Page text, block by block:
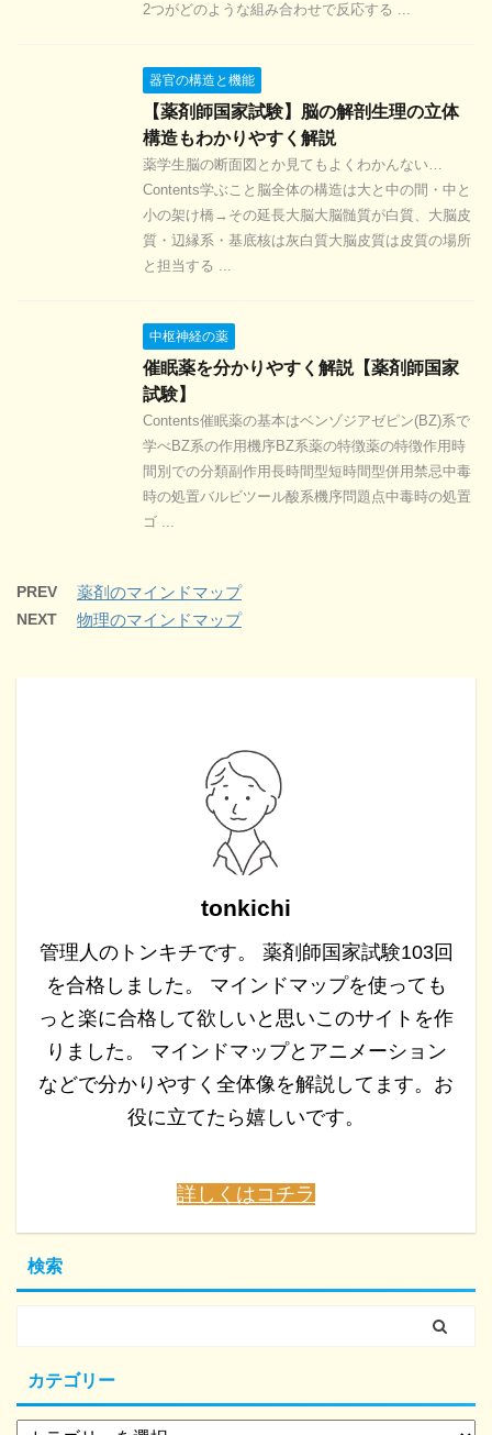
2つがどのような組み合わせで反応する ...
器官の構造と機能
【薬剤師国家試験】脳の解剖生理の立体
構造もわかりやすく解説
薬学生脳の断面図とか見てもよくわかんない…
Contents学ぶこと脳全体の構造は大と中の間・中と
小の架け橋→その延長大脳大脳髄質が白質、大脳皮
質・辺縁系・基底核は灰白質大脳皮質は皮質の場所
と担当する ...
中枢神経の薬
催眠薬を分かりやすく解説【薬剤師国家
試験】
Contents催眠薬の基本はベンゾジアゼピン(BZ)系で
学べBZ系の作用機序BZ系薬の特徴薬の特徴作用時
間別での分類副作用長時間型短時間型併用禁忌中毒
時の処置バルビツール酸系機序問題点中毒時の処置
ゴ ...
PREV 薬剤のマインドマップ
NEXT 物理のマインドマップ
tonkichi
管理人のトンキチです。 薬剤師国家試験103回
を合格しました。 マインドマップを使っても
っと楽に合格して欲しいと思いこのサイトを作
りました。 マインドマップとアニメーション
などで分かりやすく全体像を解説してます。お
役に立てたら嬉しいです。
詳しくはコチラ
検索
カテゴリー